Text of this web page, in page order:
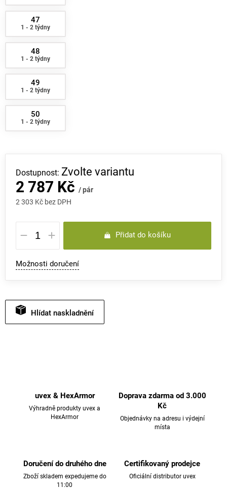
47
1 - 2 týdny
48
1 - 2 týdny
49
1 - 2 týdny
50
1 - 2 týdny
2 787 Kč / pár
2 303 Kč bez DPH
Měrná
cena:
Zvolte variantu
Přidat do košíku
Možnosti doručení
Hlídat
uvex & HexArmor
Výhradně produkty uvex a
HexArmor
Doprava zdarma od 3.000
Kč
Objednávky na adresu i výdejní
místa
Doručení do druhého dne
Zboží skladem expedujeme do
11:00
Certifikovaný prodejce
Oficiální distributor uvex